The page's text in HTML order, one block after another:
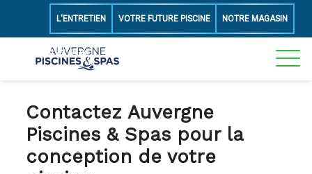
06 50 43 49 89
L'ENTRETIEN VOTRE FUTURE PISCINE NOTRE MAGASIN
Contactez Auvergne
Piscines & Spas pour la
conception de votre